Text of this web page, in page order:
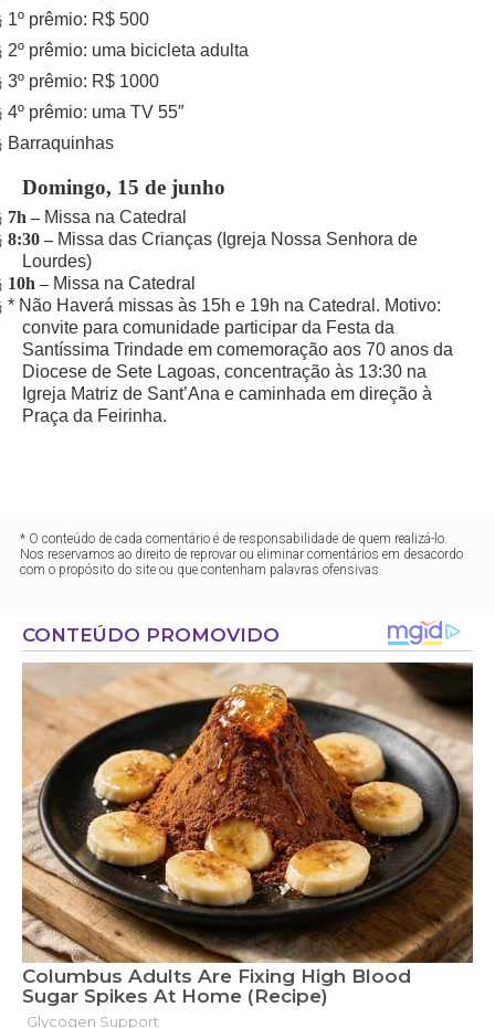
1º prêmio: R$ 500
2º prêmio: uma bicicleta adulta
3º prêmio: R$ 1000
4º prêmio: uma TV 55″
Barraquinhas
Domingo, 15 de junho
7h – Missa na Catedral
8:30 – Missa das Crianças (Igreja Nossa Senhora de
Lourdes)
10h – Missa na Catedral
* Não Haverá missas às 15h e 19h na Catedral. Motivo:
convite para comunidade participar da Festa da
Santíssima Trindade em comemoração aos 70 anos da
Diocese de Sete Lagoas, concentração às 13:30 na
Igreja Matriz de Sant’Ana e caminhada em direção à
Praça da Feirinha.
* O conteúdo de cada comentário é de responsabilidade de quem realizá-lo.
Nos reservamos ao direito de reprovar ou eliminar comentários em desacordo
com o propósito do site ou que contenham palavras ofensivas.